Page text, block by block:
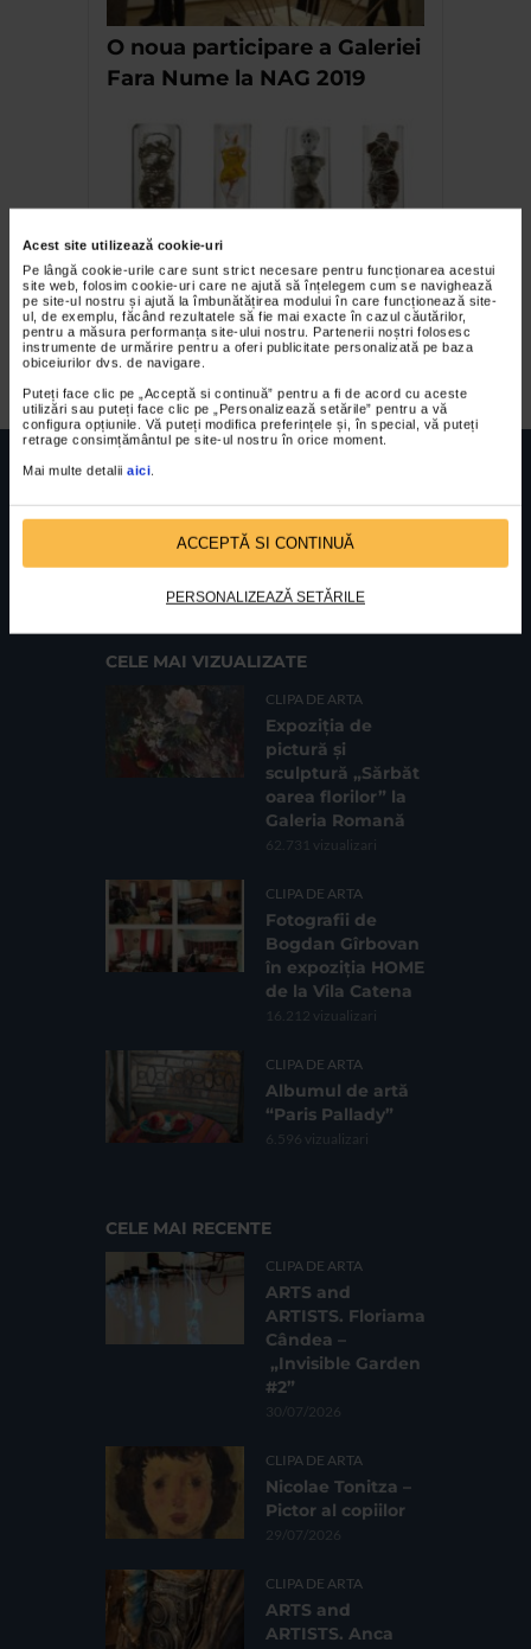
Acest site utilizează cookie-uri
Pe lângă cookie-urile care sunt strict necesare pentru funcționarea acestui
site web, folosim cookie-uri care ne ajută să înțelegem cum se navighează
pe site-ul nostru și ajută la îmbunătățirea modului în care funcționează site-
ul, de exemplu, făcând rezultatele să fie mai exacte în cazul căutărilor,
pentru a măsura performanța site-ului nostru. Partenerii noștri folosesc
instrumente de urmărire pentru a oferi publicitate personalizată pe baza
obiceiurilor dvs. de navigare.
Puteți face clic pe „Acceptă si continuă” pentru a fi de acord cu aceste
utilizări sau puteți face clic pe „Personalizează setările” pentru a vă
configura opțiunile. Vă puteți modifica preferințele și, în special, vă puteți
retrage consimțământul pe site-ul nostru în orice moment.
Mai multe detalii aici
ACCEPTĂ SI CONTINUĂ
PERSONALIZEAZĂ SETĂRILE
O noua participare a Galeriei
Fara Nume la NAG 2019
Mihai Topescu – Inaltare prin
arta sticlei
FUNDATIA FILDAS ARTNr inreg registrul special: 4 PJ/ 29.01.2013
Cod fiscal: 9164384Sediu social: Str. Delfinului, Nr. 6, parter Bl. 42,
CELE MAI VIZUALIZATE
CLIPA DE ARTA
Expoziția de
pictură și
sculptură „Sărbăt
oarea florilor” la
Galeria Romană
62.731 vizualizari
CLIPA DE ARTA
Fotografii de
Bogdan Gîrbovan
în expoziția HOME
de la Vila Catena
16.212 vizualizari
CLIPA DE ARTA
Albumul de artă
“Paris Pallady”
6.596 vizualizari
CELE MAI RECENTE
CLIPA DE ARTA
ARTS and
ARTISTS. Floriama
Cândea –
„Invisible Garden
#2”
30/07/2026
CLIPA DE ARTA
Nicolae Tonitza –
Pictor al copiilor
29/07/2026
CLIPA DE ARTA
ARTS and
ARTISTS. Anca